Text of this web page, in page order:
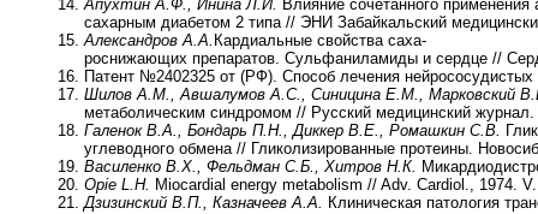
Апухтин А.Ф., Инина Л.И. Влияние сочетанного
сахарным диабетом 2 типа // ЭНИ Забайкальский
Александров А.А. Кардиальные свойства саха-
роснижающих препаратов. Сульфаниламиды и сердце //
Патент №2402325 от (РФ). Способ лечения
Шилов А.М., Авшалумов А.С., Синицина Е.М., Марковский
метаболическим синдромом // Русский медицинский
Галенок В.А., Бондарь П.Н., Диккер В.Е., Ромашкин С.В.
углеводного обмена // Гликолизированные протеины.
Василенко В.Х., Фельдман С.Б., Хитров Н.К.
Opie L.H. Miocardial energy metabolism // Adv. Cardiol., 1974.
Дзизинский В.П., Казначеев А.А. Клиническая патология